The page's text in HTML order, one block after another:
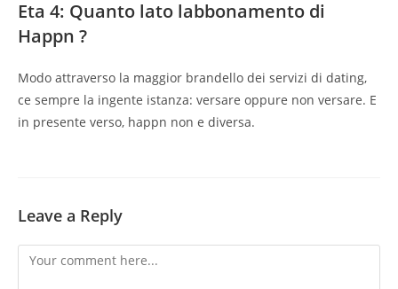
Eta 4: Quanto lato labbonamento di
Happn ?
Modo attraverso la maggior brandello dei servizi di dating,
ce sempre la ingente istanza: versare oppure non versare. E
in presente verso, happn non e diversa.
Leave a Reply
Comment